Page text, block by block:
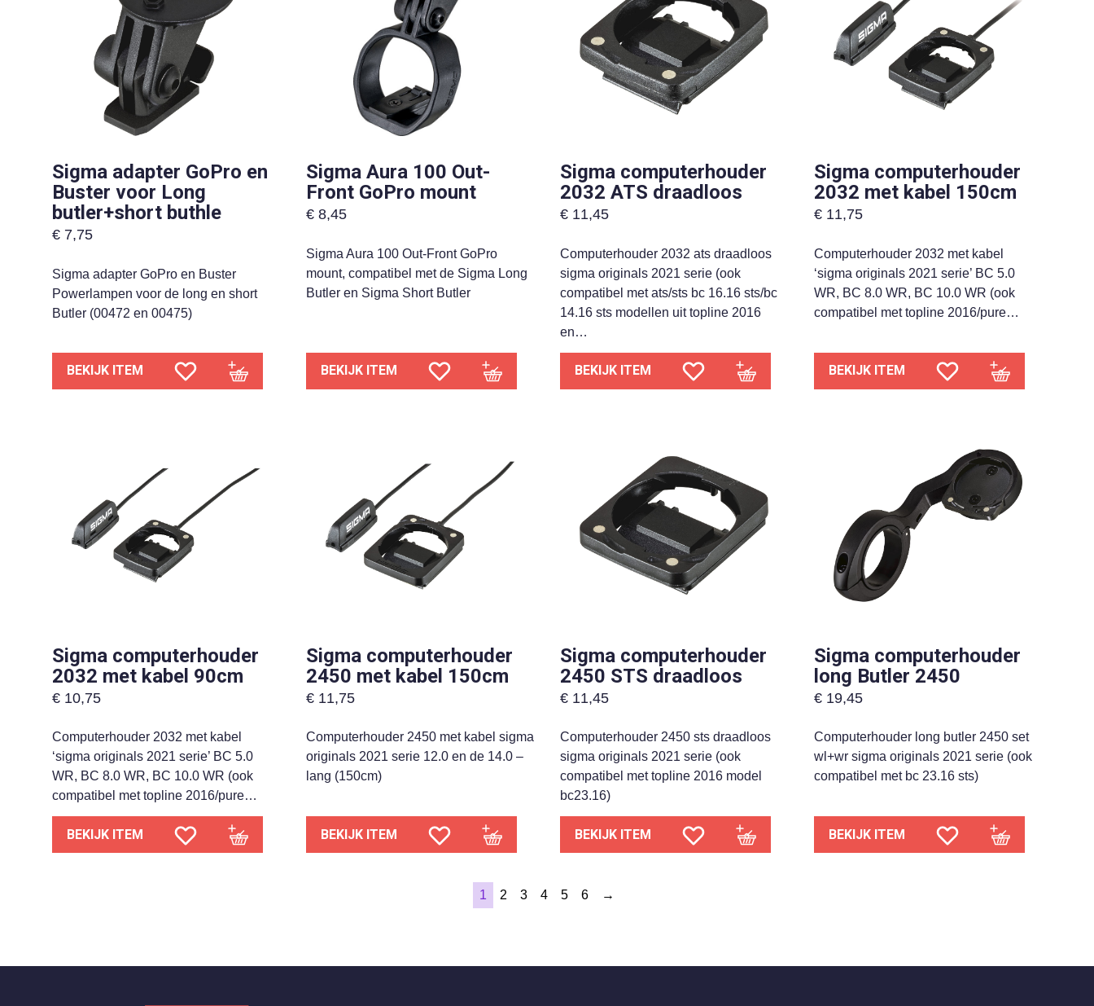
Sigma adapter GoPro en
Buster voor Long
butler+short buthle
€ 7,75
Sigma adapter GoPro en Buster
Powerlampen voor de long en short
Butler (00472 en 00475)
BEKIJK ITEM
Sigma Aura 100 Out-
Front GoPro mount
€ 8,45
Sigma Aura 100 Out-Front GoPro
mount, compatibel met de Sigma Long
Butler en Sigma Short Butler
BEKIJK ITEM
Sigma computerhouder
2032 ATS draadloos
€ 11,45
Computerhouder 2032 ats draadloos
sigma originals 2021 serie (ook
compatibel met ats/sts bc 16.16 sts/bc
14.16 sts modellen uit topline 2016
en…
BEKIJK ITEM
Sigma computerhouder
2032 met kabel 150cm
€ 11,75
Computerhouder 2032 met kabel
‘sigma originals 2021 serie’ BC 5.0
WR, BC 8.0 WR, BC 10.0 WR (ook
compatibel met topline 2016/pure…
BEKIJK ITEM
Sigma computerhouder
2032 met kabel 90cm
€ 10,75
Computerhouder 2032 met kabel
‘sigma originals 2021 serie’ BC 5.0
WR, BC 8.0 WR, BC 10.0 WR (ook
compatibel met topline 2016/pure…
BEKIJK ITEM
Sigma computerhouder
2450 met kabel 150cm
€ 11,75
Computerhouder 2450 met kabel sigma
originals 2021 serie 12.0 en de 14.0 –
lang (150cm)
BEKIJK ITEM
Sigma computerhouder
2450 STS draadloos
€ 11,45
Computerhouder 2450 sts draadloos
sigma originals 2021 serie (ook
compatibel met topline 2016 model
bc23.16)
BEKIJK ITEM
Sigma computerhouder
long Butler 2450
€ 19,45
Computerhouder long butler 2450 set
wl+wr sigma originals 2021 serie (ook
compatibel met bc 23.16 sts)
BEKIJK ITEM
1 2 3 4 5 6 →